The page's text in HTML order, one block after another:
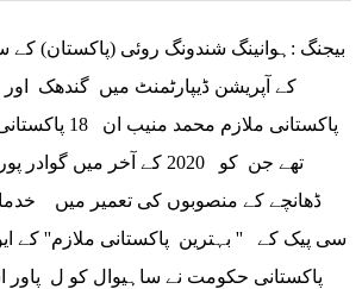
بیجنگ :ہوانینگ شندونگ روئی (پاکستان) کے
کے آپریشن ڈیپارٹمنٹ میں گندھک
پاکستانی ملازم
تھے جن کو 2020 کے آخر میں
ڈھانچے کے منصوبوں کی تعمیر میں
سی پیک کے '' بہترین پاکستانی ملازم'' کے
پاکستانی حکومت نے ساہیوال کو ل پاور